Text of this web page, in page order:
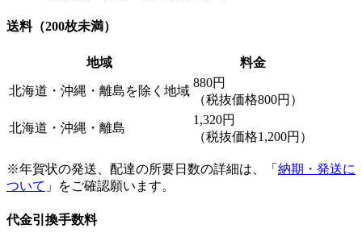
送料（200枚未満）
地域 料金
北海道・沖縄・離島を除く地域
880円
（税抜価格800円）
北海道・沖縄・離島
1,320円
（税抜価格1,200円）
※年賀状の発送、配達の所要日数の詳細は、「 納期・発送に
ついて 」をご確認願います。
代金引換手数料